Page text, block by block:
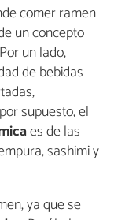
comer ramen
un concepto
un lado,
de bebidas
supuesto, el
es de las
sashimi y
ya que se